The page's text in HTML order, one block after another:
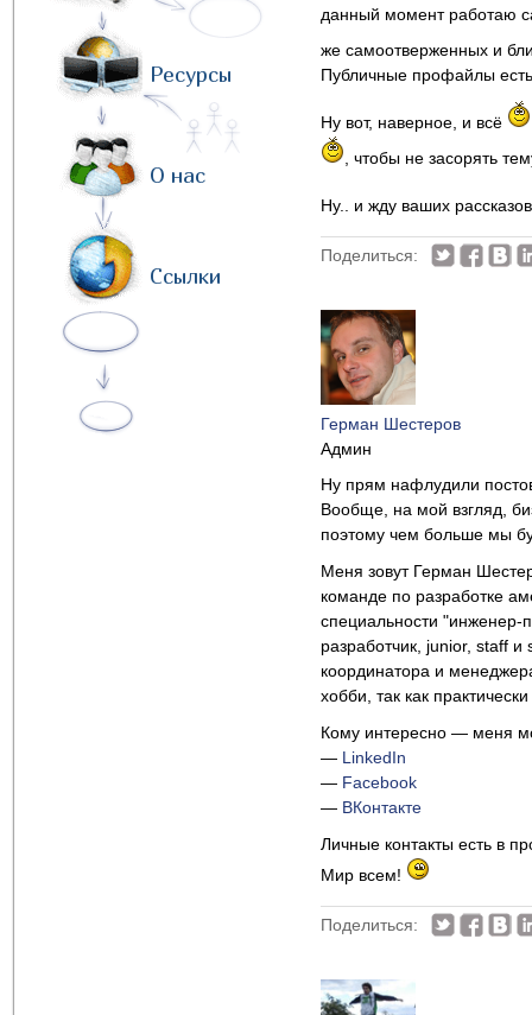
Ресурсы
О нас
Ссылки
данный момент работаю
же самоотверженных и
Публичные профайлы
Ну вот, наверное, и всё
, чтобы не засорять
Ну.. и жду ваших
Поделиться:
Герман Шестеров
Админ
Ну прям нафлудили
Вообще, на мой взгляд,
поэтому чем больше мы
Меня зовут Герман
команде по разработке
специальности "инженер-
разработчик, junior, staff
координатора и
хобби, так как
Кому интересно — меня
— LinkedIn
— Facebook
— ВКонтакте
Личные контакты есть в
Мир всем!
Поделиться: